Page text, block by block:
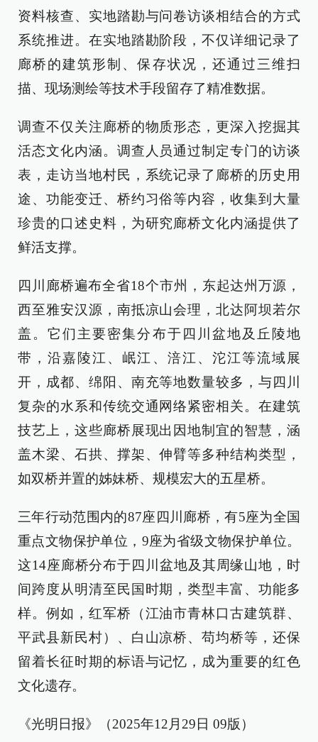
资料核查、实地踏勘与问卷访谈相结合的方式
系统推进。在实地踏勘阶段，不仅详细记录了
廊桥的建筑形制、保存状况，还通过三维扫
描、现场测绘等技术手段留存了精准数据。
调查不仅关注廊桥的物质形态，更深入挖掘其
活态文化内涵。调查人员通过制定专门的访谈
表，走访当地村民，系统记录了廊桥的历史用
途、功能变迁、桥约习俗等内容，收集到大量
珍贵的口述史料，为研究廊桥文化内涵提供了
鲜活支撑。
四川廊桥遍布全省18个市州，东起达州万源，
西至雅安汉源，南抵凉山会理，北达阿坝若尔
盖。它们主要密集分布于四川盆地及丘陵地
带，沿嘉陵江、岷江、涪江、沱江等流域展
开，成都、绵阳、南充等地数量较多，与四川
复杂的水系和传统交通网络紧密相关。在建筑
技艺上，这些廊桥展现出因地制宜的智慧，涵
盖木梁、石拱、撑架、伸臂等多种结构类型，
如双桥并置的姊妹桥、规模宏大的五星桥。
三年行动范围内的87座四川廊桥，有5座为全国
重点文物保护单位，9座为省级文物保护单位。
这14座廊桥分布于四川盆地及其周缘山地，时
间跨度从明清至民国时期，类型丰富、功能多
样。例如，红军桥（江油市青林口古建筑群、
平武县新民村）、白山凉桥、苟均桥等，还保
留着长征时期的标语与记忆，成为重要的红色
文化遗存。
《光明日报》（2025年12月29日 09版）